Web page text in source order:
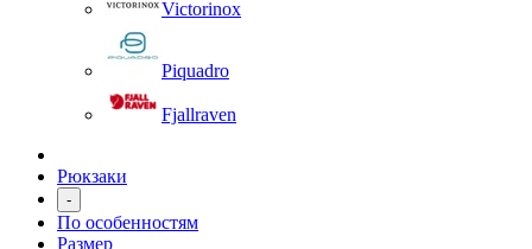
Victorinox
Piquadro
Fjallraven
Рюкзаки
-
По особенностям
Размер